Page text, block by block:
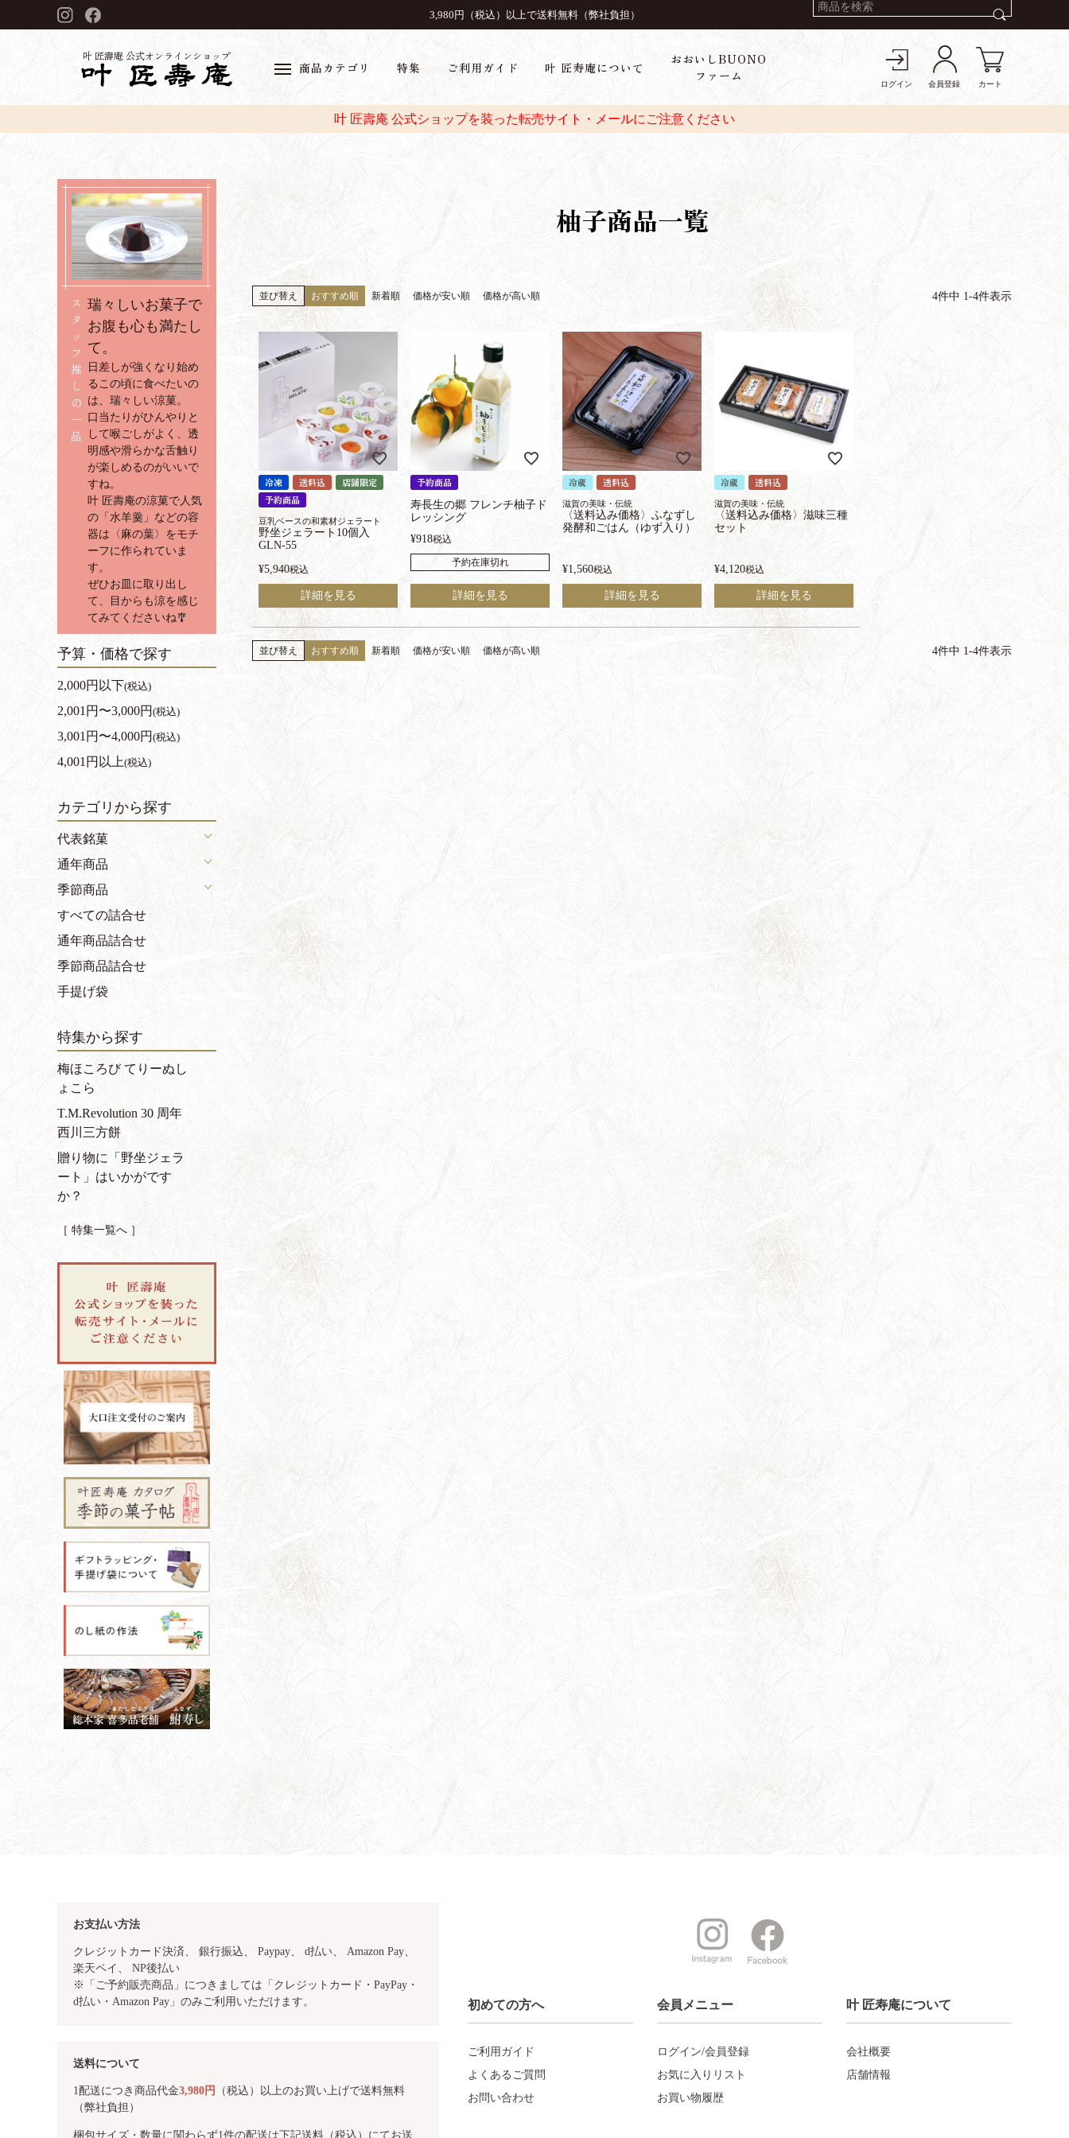
3,980円（税込）以上で送料無料（弊社負担）
叶 匠壽庵 公式オンラインショップ
商品カテゴリ 特集 ご利用ガイド 叶 匠寿庵について
おおいしBUONO
ファーム
ログイン 会員登録 カート
叶 匠壽庵 公式ショップを装った転売サイト・メールにご注意ください
ス
タ
ッ
フ
推
し
の
一
品
瑞々しいお菓子で
お腹も心も満たし
て。
日差しが強くなり始め
るこの頃に食べたいの
は、瑞々しい涼菓。
口当たりがひんやりと
して喉ごしがよく、透
明感や滑らかな舌触り
が楽しめるのがいいで
すね。
叶 匠壽庵の涼菓で人気
の「水羊羹」などの容
器は〈麻の葉〉をモチ
ーフに作られていま
す。
ぜひお皿に取り出し
て、目からも涼を感じ
てみてくださいね🎐
予算・価格で探す
2,000円以下(税込)
2,001円〜3,000円 (税込)
3,001円〜4,000円 (税込)
4,001円以上(税込)
カテゴリから探す
代表銘菓
通年商品
季節商品
すべての詰合せ
通年商品詰合せ
季節商品詰合せ
手提げ袋
特集から探す
梅ほころび てりーぬし
ょこら
T.M.Revolution 30 周年
西川三方餅
贈り物に「野坐ジェラ
ート」はいかがです
か？
［ 特集一覧へ ］
柚子商品一覧
並び替え おすすめ順 新着順 価格が安い順 価格が高い順 4件中 1-4件表示
冷凍 送料込
店舗限定
予約商品
豆乳ベースの和素材ジェラート
野坐ジェラート10個入
GLN-55
¥5,940税込
詳細を見る
予約商品
寿長生の郷 フレンチ柚子ド
レッシング
¥918税込
予約在庫切れ
詳細を見る
冷蔵 送料込
滋賀の美味・伝統
〈送料込み価格〉ふなずし
発酵和ごはん（ゆず入り）
¥1,560税込
詳細を見る
冷蔵 送料込
滋賀の美味・伝統
〈送料込み価格〉滋味三種
セット
¥4,120税込
詳細を見る
並び替え おすすめ順 新着順 価格が安い順 価格が高い順 4件中 1-4件表示
お支払い方法
クレジットカード決済、 銀行振込、 Paypay、 d払い、 Amazon Pay、
楽天ペイ、 NP後払い
※「ご予約販売商品」につきましては「クレジットカード・PayPay・
d払い・Amazon Pay」のみご利用いただけます。
送料について
1配送につき商品代金3,980円
（税込）以上のお買い上げで送料無料
（弊社負担）
梱包サイズ・数量に関わらず1件の配送は下記送料（税込）にてお送
初めての方へ
ご利用ガイド
よくあるご質問
お問い合わせ
会員メニュー
ログイン/会員登録
お気に入りリスト
お買い物履歴
叶 匠寿庵について
会社概要
店舗情報